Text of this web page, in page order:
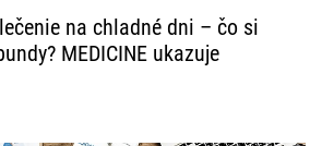
na chladné dni – čo si
MEDICINE ukazuje